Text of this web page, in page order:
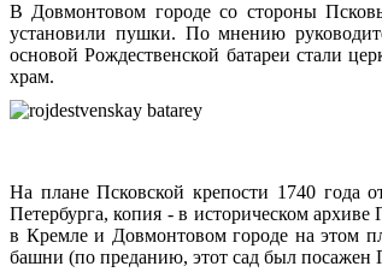
В Довмонтовом городе со стороны
установили пушки. По мнению
основой Рождественской батареи стали
храм.
На плане Псковской крепости 1740 года
Петербурга, копия - в историческом
в Кремле и Довмонтовом городе на этом
башни (по преданию, этот сад был